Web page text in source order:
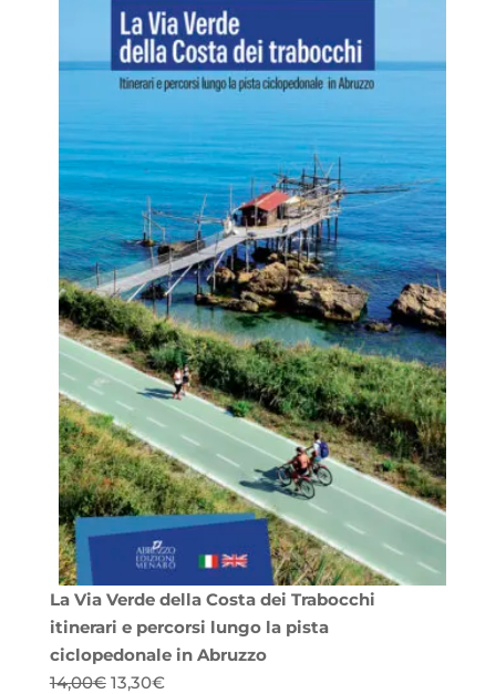
La Via Verde della Costa dei Trabocchi
itinerari e percorsi lungo la pista
ciclopedonale in Abruzzo
14,00€ Il
13,30€Il